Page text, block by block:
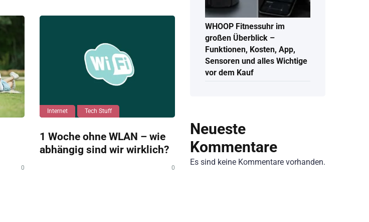
0
Internet Tech Stuff
1 Woche ohne WLAN – wie
abhängig sind wir wirklich?
0
WHOOP Fitnessuhr im
großen Überblick –
Funktionen, Kosten, App,
Sensoren und alles Wichtige
vor dem Kauf
Neueste
Kommentare
Es sind keine Kommentare vorhanden.